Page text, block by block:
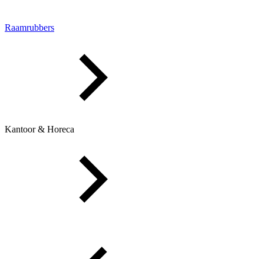
Raamrubbers
Kantoor & Horeca